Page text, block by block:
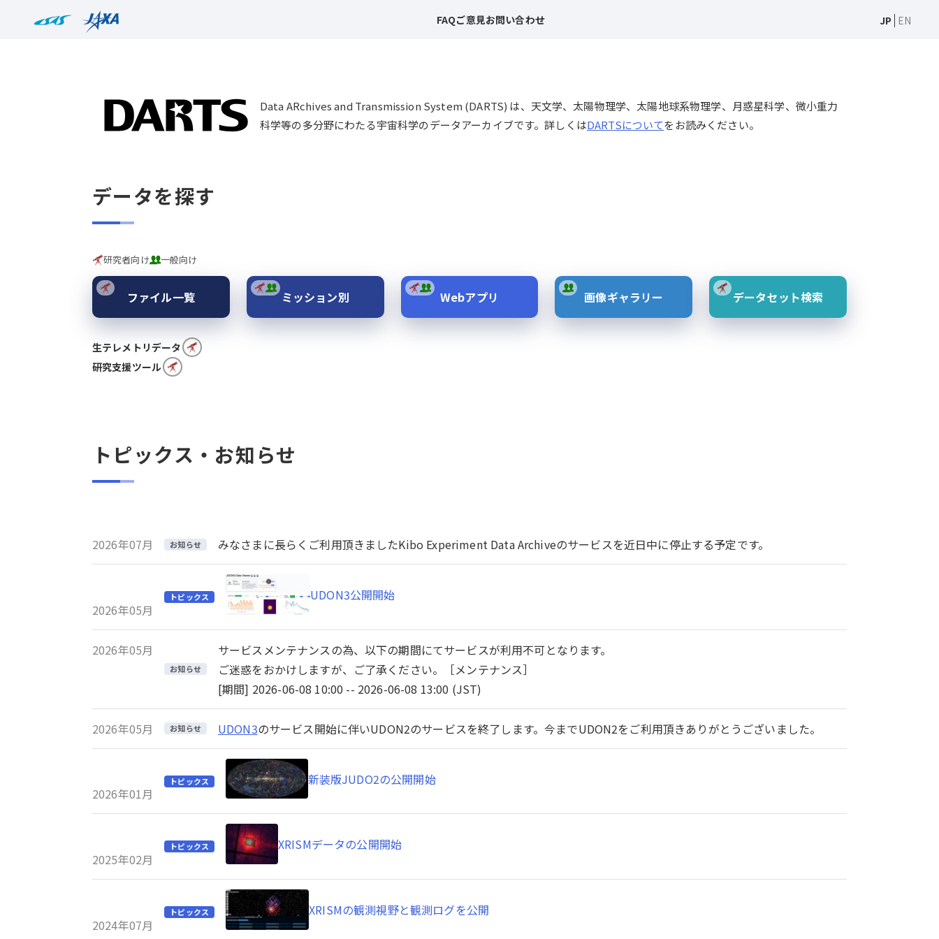
FAQご意見お問い合わせ JP EN
Data ARchives and Transmission System (DARTS) は、天文学、太陽物理学、太陽地球系物理学、月惑星科学、微小重力
科学等の多分野にわたる宇宙科学のデータアーカイブです。詳しくはDARTSについてをお読みください。
データを探す
研究者向け 一般向け
ファイル一覧 ミッション別 Webアプリ 画像ギャラリー データセット検索
生テレメトリデータ
研究支援ツール
トピックス・お知らせ
2026年07月 お知らせ みなさまに長らくご利用頂きましたKibo Experiment Data Archiveのサービスを近日中に停止する予定です。
2026年05月
トピックス UDON3公開開始
2026年05月
お知らせ
サービスメンテナンスの為、以下の期間にてサービスが利用不可となります。
ご迷惑をおかけしますが、ご了承ください。［メンテナンス］
[期間] 2026-06-08 10:00 -- 2026-06-08 13:00 (JST)
2026年05月 お知らせ UDON3のサービス開始に伴いUDON2のサービスを終了します。今までUDON2をご利用頂きありがとうございました。
2026年01月
トピックス 新装版JUDO2の公開開始
2025年02月
トピックス XRISMデータの公開開始
2024年07月
トピックス XRISMの観測視野と観測ログを公開